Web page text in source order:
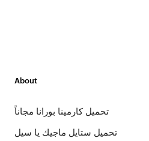
About
تحميل كارمينا بورانا مجاناً
تحميل ستايل ماجيك يا سيل